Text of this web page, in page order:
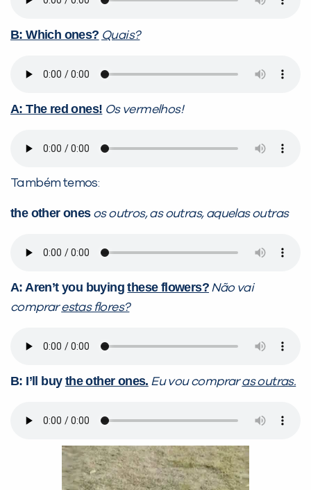
B: Which ones? Quais?
A: The red ones! Os vermelhos!
Também temos:
the other ones os outros, as outras, aquelas outras
A: Aren’t you buyingthese flowers? Não vai
comprarestas flores?
B: I’ll buy the other ones. Eu vou compraras outras.